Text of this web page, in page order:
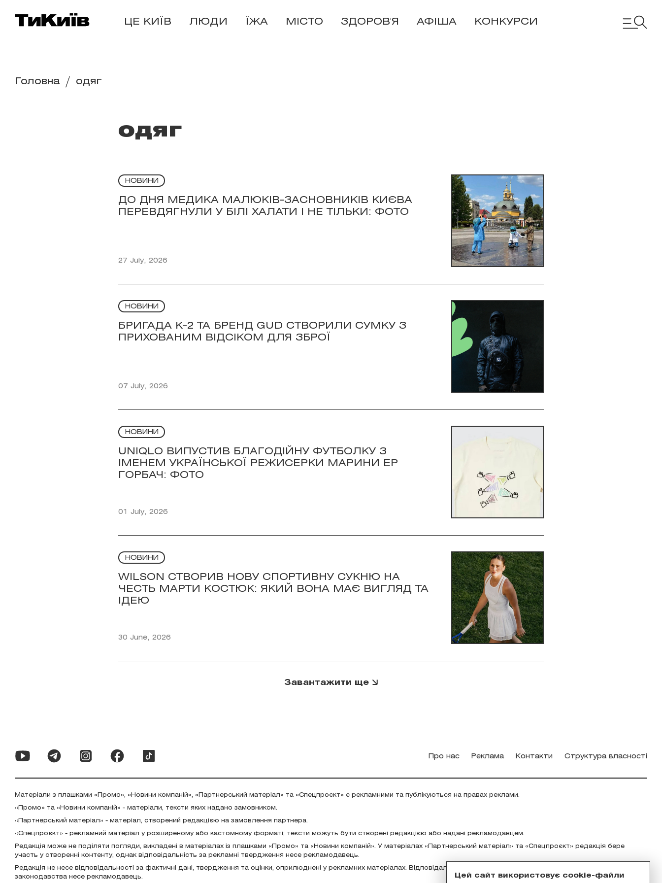
ЦЕ КИЇВ ЛЮДИ ЇЖА МІСТО ЗДОРОВ'Я АФІША КОНКУРСИ
Головна одяг
одяг
НОВИНИ
ДО ДНЯ МЕДИКА МАЛЮКІВ-ЗАСНОВНИКІВ КИЄВА
ПЕРЕВДЯГНУЛИ У БІЛІ ХАЛАТИ І НЕ ТІЛЬКИ: ФОТО
27 July, 2026
НОВИНИ
БРИГАДА К-2 ТА БРЕНД GUD СТВОРИЛИ СУМКУ З
ПРИХОВАНИМ ВІДСІКОМ ДЛЯ ЗБРОЇ
07 July, 2026
НОВИНИ
UNIQLO ВИПУСТИВ БЛАГОДІЙНУ ФУТБОЛКУ З
ІМЕНЕМ УКРАЇНСЬКОЇ РЕЖИСЕРКИ МАРИНИ ЕР
ГОРБАЧ: ФОТО
01 July, 2026
НОВИНИ
WILSON СТВОРИВ НОВУ СПОРТИВНУ СУКНЮ НА
ЧЕСТЬ МАРТИ КОСТЮК: ЯКИЙ ВОНА МАЄ ВИГЛЯД ТА
ІДЕЮ
30 June, 2026
Завантажити ще
Цей сайт використовує cookie-файли
Про нас Реклама Контакти Структура власності
Матеріали з плашками «Промо», «Новини компаній», «Партнерський матеріал» та «Спецпроєкт» є рекламними та публікуються на правах реклами.
«Промо» та «Новини компаній» - матеріали, тексти яких надано замовником.
«Партнерський матеріал» - матеріал, створений редакцією на замовлення партнера.
«Спецпроєкт» - рекламний матеріал у розширеному або кастомному форматі; тексти можуть бути створені редакцією або надані рекламодавцем.
Редакція може не поділяти погляди, викладені в матеріалах із плашками «Промо» та «Новини компаній». У матеріалах «Партнерський матеріал» та «Спецпроєкт» редакція бере
участь у створенні контенту, однак відповідальність за рекламні твердження несе рекламодавець.
Редакція не несе відповідальності за фактичні дані, твердження та оцінки, оприлюднені у рекламних матеріалах. Відповідальність за зміст реклами відповідно до українського
законодавства несе рекламодавець.